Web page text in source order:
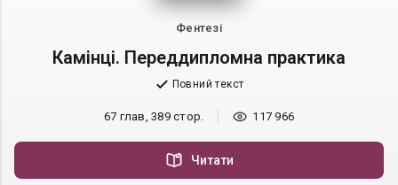
Фентезі
Камінці. Переддипломна практика
Повний текст
67 глав, 389 стор. 117 966
Читати